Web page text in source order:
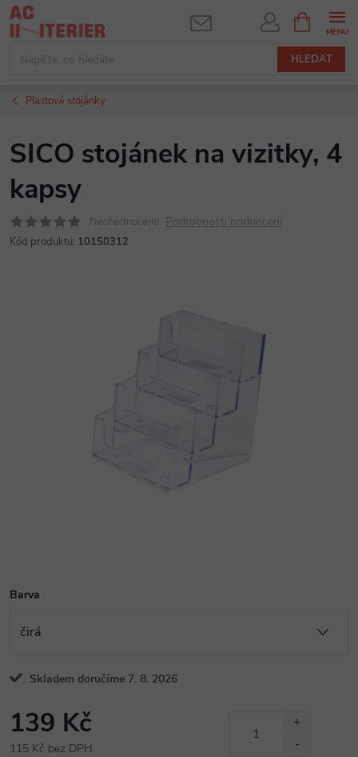
Přejít
na
HLEDAT
NÁKUPNÍ
KOŠÍK
Plastové stojánky
SICO stojánek na vizitky, 4
kapsy
Neohodnoceno Podrobnosti hodnocení
Kód produktu: 10150312
Barva
Skladem doručíme 7. 8. 2026
139 Kč
115 Kč bez DPH